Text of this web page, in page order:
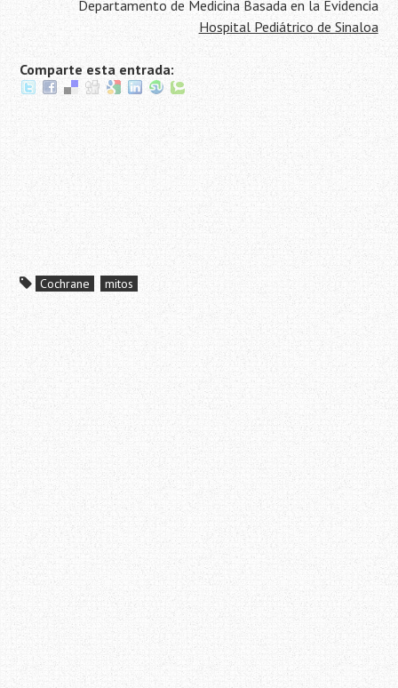
Departamento de Medicina Basada en la Evidencia
Hospital Pediátrico de Sinaloa
Comparte esta entrada:
Cochrane mitos